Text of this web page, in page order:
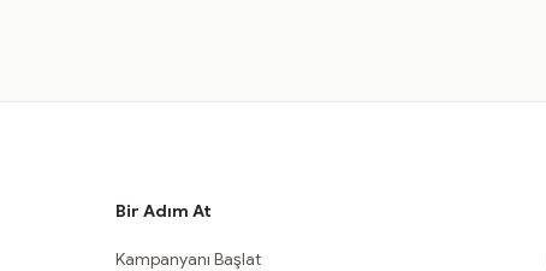
Bir Adım At
Kampanyanı Başlat